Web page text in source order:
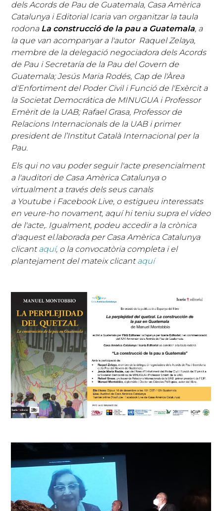
dels Acords de Pau de Guatemala, Casa Amèrica
Catalunya i Editorial Icaria van organitzar la taula
rodona La construcció de la pau a Guatemala, a
la que van acompanyar a l'autor Raquel Zelaya,
membre de la delegació negociadora dels Acords
de Pau i Secretaría de la Pau del Govern de
Guatemala; Jesús Maria Rodés, Cap de l'Àrea
d'Enfortiment del Poder Civil i Funció de l'Exèrcit a
la Societat Democrática de MINUGUA i Professor
Emèrit de la UAB; Rafael Grasa, Professor de
Relacions Internacionals de la UAB i primer
president de l’Institut Català Internacional per la
Pau.
Els qui no vau poder seguir l'acte presencialment
a l'auditori de Casa Amèrica Catalunya o
virtualment a través dels seus canals
a Youtube i Facebook Live, o estigueu interessats
en veure-ho novament, aquí hi teniu supra el vídeo
de l'acte,. Igualment, podeu accedir a la crònica
d'aquest el.laborada per Casa Amèrica Catalunya
clicantaquí, o la convocatòria completa i el
plantejament del mateix clicantaquí